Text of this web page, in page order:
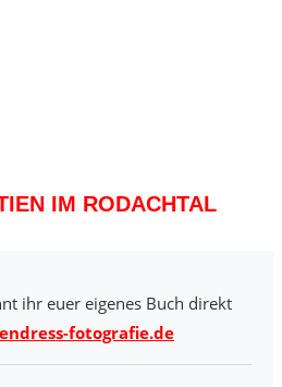
IM RODACHTAL
ihr euer eigenes Buch direkt
fotografie.de